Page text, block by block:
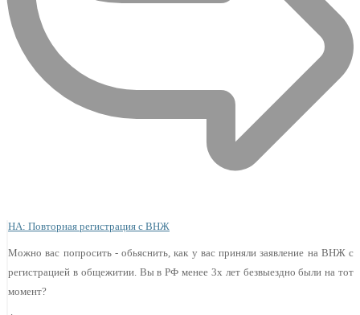
НА: Повторная регистрация с ВНЖ
Можно вас попросить - обьяснить, как у вас приняли заявление на ВНЖ с
регистрацией в общежитии. Вы в РФ менее 3х лет безвыездно были на тот
момент?